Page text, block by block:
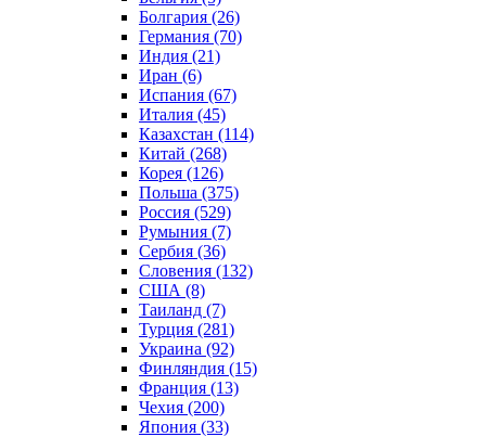
Болгария (26)
Германия (70)
Индия (21)
Иран (6)
Испания (67)
Италия (45)
Казахстан (114)
Китай (268)
Корея (126)
Польша (375)
Россия (529)
Румыния (7)
Сербия (36)
Словения (132)
США (8)
Таиланд (7)
Турция (281)
Украина (92)
Финляндия (15)
Франция (13)
Чехия (200)
Япония (33)